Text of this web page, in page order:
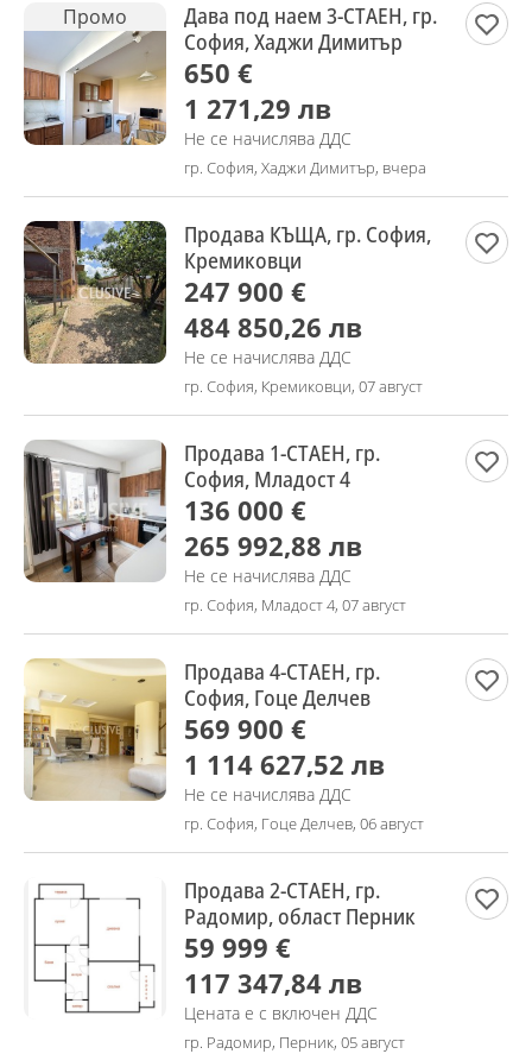
Промо
Дава под наем 3-СТАЕН, гр.
София, Хаджи Димитър
650 €
1 271,29 лв
Не се начислява ДДС
гр. София, Хаджи Димитър, вчера
Продава КЪЩА, гр. София,
Кремиковци
247 900 €
484 850,26 лв
Не се начислява ДДС
гр. София, Кремиковци, 07 август
Продава 1-СТАЕН, гр.
София, Младост 4
136 000 €
265 992,88 лв
Не се начислява ДДС
гр. София, Младост 4, 07 август
Продава 4-СТАЕН, гр.
София, Гоце Делчев
569 900 €
1 114 627,52 лв
Не се начислява ДДС
гр. София, Гоце Делчев, 06 август
Продава 2-СТАЕН, гр.
Радомир, област Перник
59 999 €
117 347,84 лв
Цената е с включен ДДС
гр. Радомир, Перник, 05 август